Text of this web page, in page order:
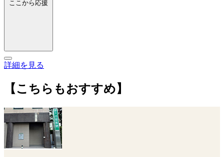
ここから応援
詳細を見る
【こちらもおすすめ】